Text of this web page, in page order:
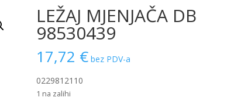
LEŽAJ MJENJAČA DB
98530439
17,72 € bez PDV-a
0229812110
1 na zalihi